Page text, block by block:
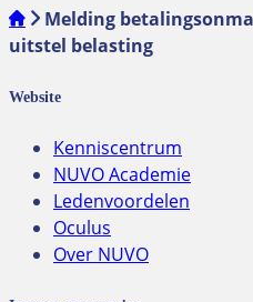
Melding
uitstel belasting
Website
Kenniscentrum
NUVO Academie
Ledenvoordelen
Oculus
Over NUVO